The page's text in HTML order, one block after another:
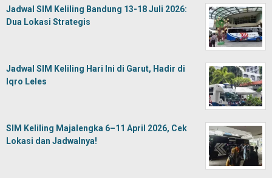
Jadwal SIM Keliling Bandung 13-18 Juli 2026:
Dua Lokasi Strategis
Jadwal SIM Keliling Hari Ini di Garut, Hadir di
Iqro Leles
SIM Keliling Majalengka 6–11 April 2026, Cek
Lokasi dan Jadwalnya!